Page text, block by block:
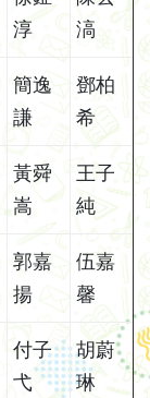
淳
滈
簡逸
謙
鄧柏
希
黃舜
嵩
王子
純
郭嘉
揚
伍嘉
馨
付子
弋
胡蔚
琳